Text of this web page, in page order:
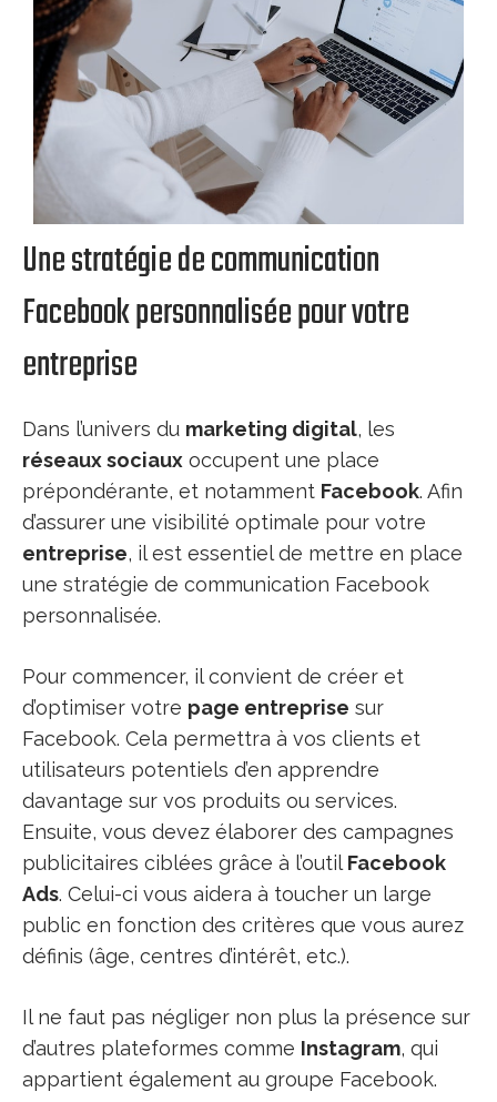
Une stratégie de communication
Facebook personnalisée pour votre
entreprise
Dans l’univers du marketing digital, les
réseaux sociaux occupent une place
prépondérante, et notamment Facebook. Afin
d’assurer une visibilité optimale pour votre
entreprise, il est essentiel de mettre en place
une stratégie de communication Facebook
personnalisée.
Pour commencer, il convient de créer et
d’optimiser votre page entreprise sur
Facebook. Cela permettra à vos clients et
utilisateurs potentiels d’en apprendre
davantage sur vos produits ou services.
Ensuite, vous devez élaborer des campagnes
publicitaires ciblées grâce à l’outilFacebook
Ads. Celui-ci vous aidera à toucher un large
public en fonction des critères que vous aurez
définis (âge, centres d’intérêt, etc.).
Il ne faut pas négliger non plus la présence sur
d’autres plateformes comme Instagram, qui
appartient également au groupe Facebook.